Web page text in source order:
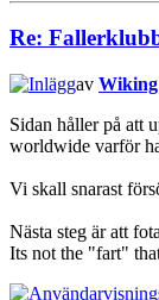
Re:
av Wiking
Sidan håller på att
worldwide varför
Vi skall snarast
Nästa steg är att
Its not the "fart"